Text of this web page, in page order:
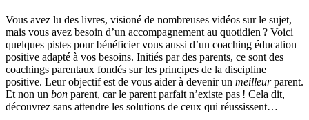
Vous avez lu des livres, visioné de nombreuses vidéos sur le sujet,
mais vous avez besoin d’un accompagnement au quotidien ? Voici
quelques pistes pour bénéficier vous aussi d’un coaching éducation
positive adapté à vos besoins. Initiés par des parents, ce sont des
coachings parentaux fondés sur les principes de la discipline
positive. Leur objectif est de vous aider à devenir un meilleurparent.
Et non un bon parent, car le parent parfait n’existe pas ! Cela dit,
découvrez sans attendre les solutions de ceux qui réussissent…